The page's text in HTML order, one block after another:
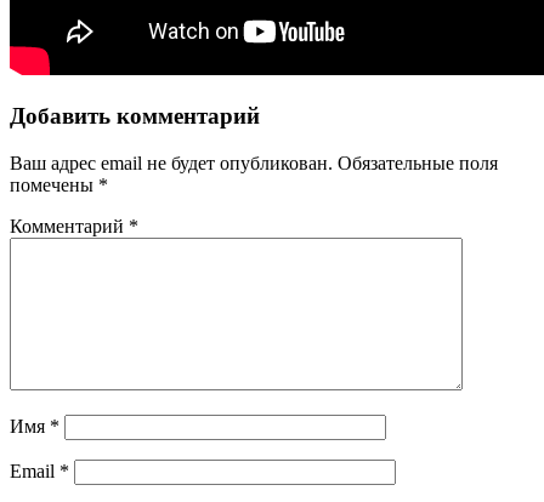
Добавить комментарий
Ваш адрес email не будет опубликован. Обязательные поля
помечены *
Комментарий *
Имя *
Email *